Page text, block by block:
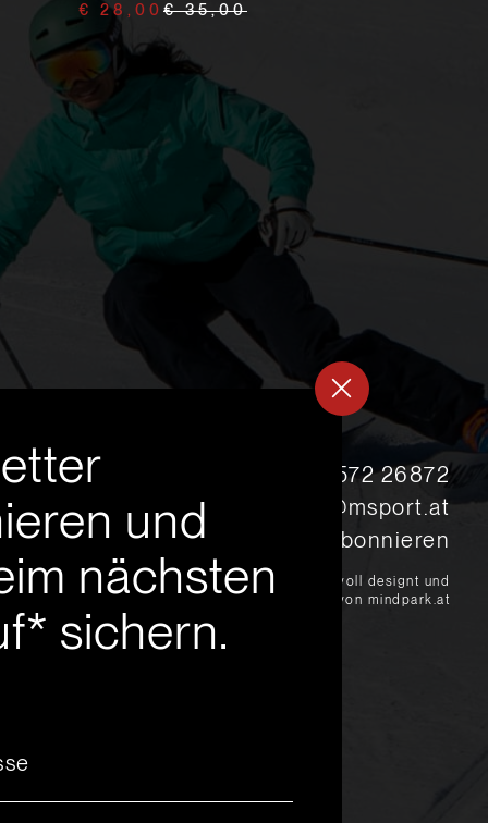
€ 28,00 € 35,00
+43 5572 26872
msport@msport.at
Newsletter abonnieren
liebevoll designt und
programmiert von mindpark.at
und
nächsten
sichern.